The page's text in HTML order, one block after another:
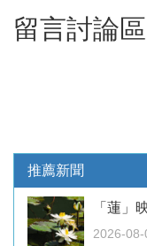
留言討論區
推薦新聞
「蓮」
2026-